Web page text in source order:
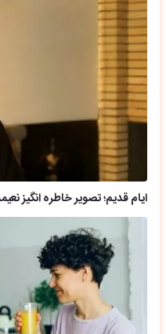
ایام قدیم؛ تصویر خاطره